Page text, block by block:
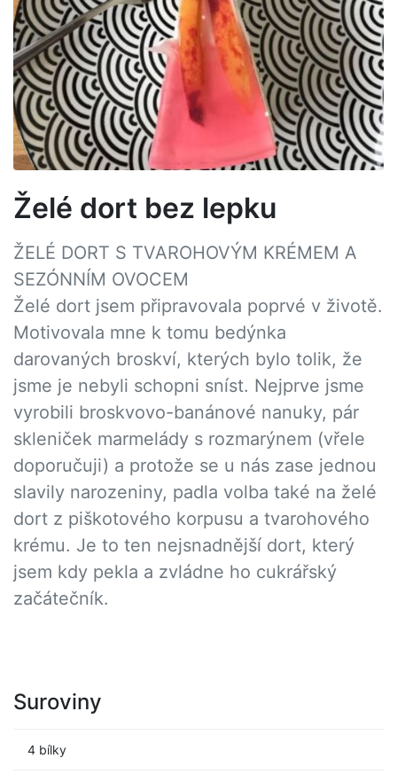
Želé dort bez lepku
ŽELÉ DORT S TVAROHOVÝM KRÉMEM A
SEZÓNNÍM OVOCEM
Želé dort jsem připravovala poprvé v životě.
Motivovala mne k tomu bedýnka
darovaných broskví, kterých bylo tolik, že
jsme je nebyli schopni sníst. Nejprve jsme
vyrobili broskvovo-banánové nanuky, pár
skleniček marmelády s rozmarýnem (vřele
doporučuji) a protože se u nás zase jednou
slavily narozeniny, padla volba také na želé
dort z piškotového korpusu a tvarohového
krému. Je to ten nejsnadnější dort, který
jsem kdy pekla a zvládne ho cukrářský
začátečník.
Suroviny
4 bílky